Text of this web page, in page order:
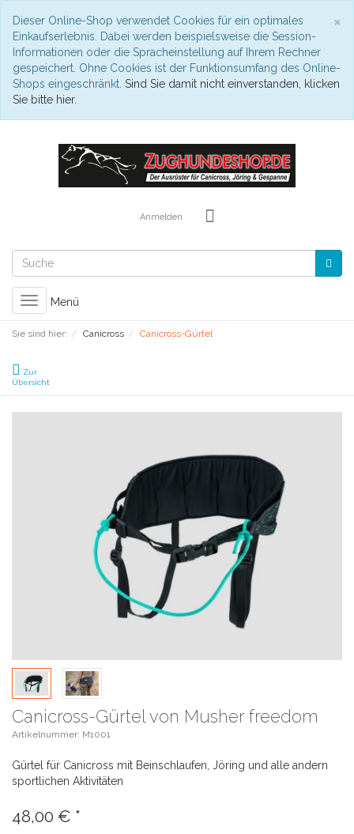
×
Dieser Online-Shop verwendet Cookies für ein optimales
Einkaufserlebnis. Dabei werden beispielsweise die Session-
Informationen oder die Spracheinstellung auf Ihrem Rechner
gespeichert. Ohne Cookies ist der Funktionsumfang des Online-
Shops eingeschränkt. Sind Sie damit nicht einverstanden, klicken
Sie bitte hier.
Anmelden
Toggle
navigation
Menü
Sie sind hier: Canicross Canicross-Gürtel
Zur
Übersicht
Canicross-Gürtel von Musher freedom
Artikelnummer: M1001
Gürtel für Canicross mit Beinschlaufen, Jöring und alle andern
sportlichen Aktivitäten
48,00 € *